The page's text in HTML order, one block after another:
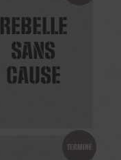
REBELLE
SANS
CAUSE
TERMINÉ